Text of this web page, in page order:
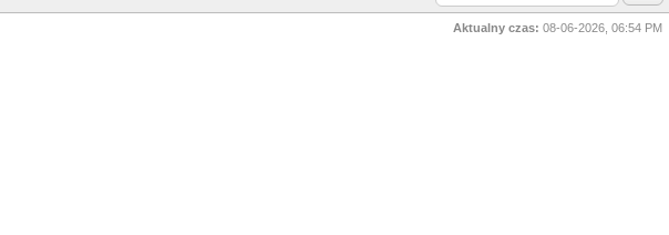
Aktualny czas: 08-06-2026, 06:54 PM